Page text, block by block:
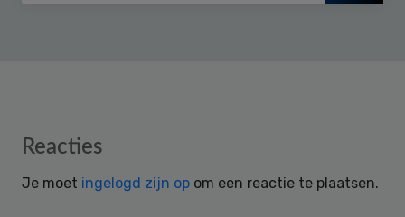
Reader
Reacties
Je moet ingelogd zijn op om een reactie te plaatsen.